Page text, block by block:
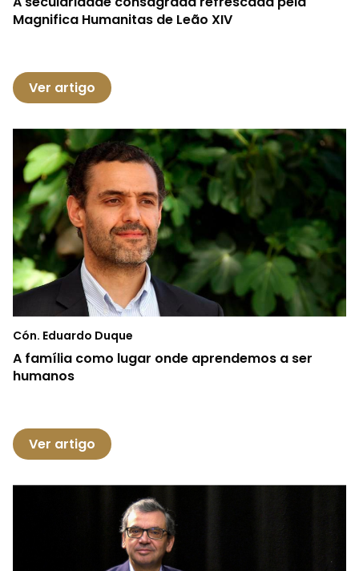
Magnifica Humanitas de Leão XIV
Ver artigo
Cón. Eduardo Duque
A família como lugar onde aprendemos a ser
humanos
Ver artigo